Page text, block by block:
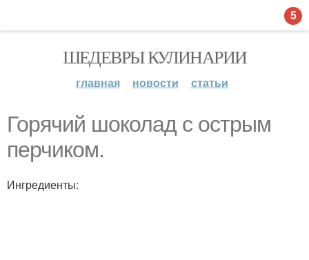
ШЕДЕВРЫ КУЛИНАРИИ
главная новости статьи
Горячий шоколад с острым
перчиком.
Ингредиенты:
5